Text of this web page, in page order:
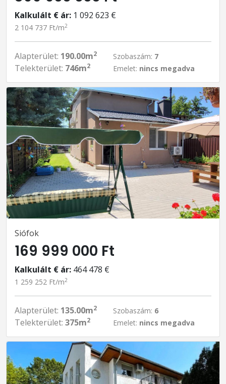
Kalkulált € ár: 1 092 623 €
2 104 737 Ft/m2
Alapterület: 190.00m2
Telekterület: 746m2
Szobaszám: 7
Emelet: nincs megadva
Siófok
169 999 000 Ft
Kalkulált € ár: 464 478 €
1 259 252 Ft/m2
Alapterület: 135.00m2
Telekterület: 375m2
Szobaszám: 6
Emelet: nincs megadva